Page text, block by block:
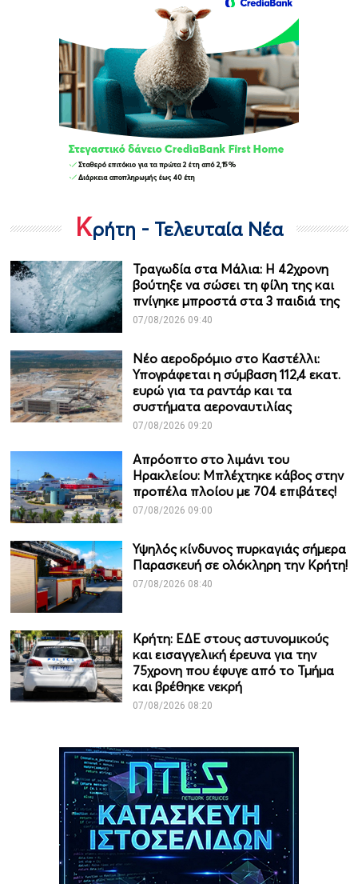
Κρήτη - Τελευταία Νέα
Τραγωδία στα Μάλια: Η 42χρονη
βούτηξε να σώσει τη φίλη της και
πνίγηκε μπροστά στα 3 παιδιά της
07/08/2026 09:40
Νέο αεροδρόμιο στο Καστέλλι:
Υπογράφεται η σύμβαση 112,4 εκατ.
ευρώ για τα ραντάρ και τα
συστήματα αεροναυτιλίας
07/08/2026 09:20
Απρόοπτο στο λιμάνι του
Ηρακλείου: Μπλέχτηκε κάβος στην
προπέλα πλοίου με 704 επιβάτες!
07/08/2026 09:00
Υψηλός κίνδυνος πυρκαγιάς σήμερα
Παρασκευή σε ολόκληρη την Κρήτη!
07/08/2026 08:40
Κρήτη: ΕΔΕ στους αστυνομικούς
και εισαγγελική έρευνα για την
75χρονη που έφυγε από το Τμήμα
και βρέθηκε νεκρή
07/08/2026 08:20